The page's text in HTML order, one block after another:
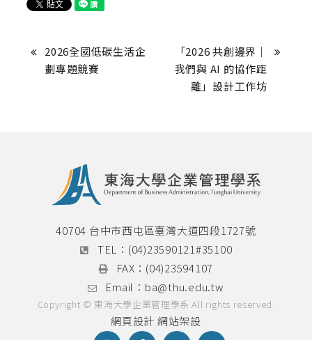
2026全國低碳生活企
劃專題競賽
「2026 共創邊界｜
我們與 AI 的協作距
離」設計工作坊
40704 台中市西屯區臺灣大道四段1727號
TEL： (04)23590121#35100
FAX： (04)23594107
Email： ba@thu.edu.tw
Copyright © 東海大學企業管理學系 All rights reserved.
網頁設計 網站架設